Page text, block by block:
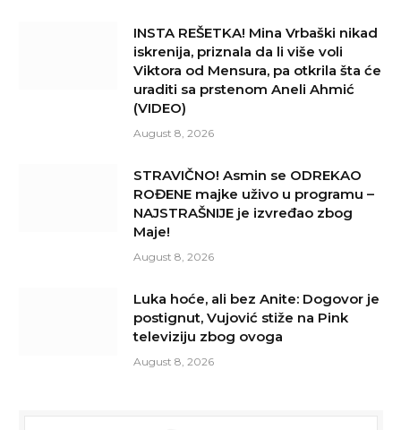
INSTA REŠETKA! Mina Vrbaški nikad
iskrenija, priznala da li više voli
Viktora od Mensura, pa otkrila šta će
uraditi sa prstenom Aneli Ahmić
(VIDEO)
August 8, 2026
STRAVIČNO! Asmin se ODREKAO
ROĐENE majke uživo u programu –
NAJSTRAŠNIJE je izvređao zbog
Maje!
August 8, 2026
Luka hoće, ali bez Anite: Dogovor je
postignut, Vujović stiže na Pink
televiziju zbog ovoga
August 8, 2026